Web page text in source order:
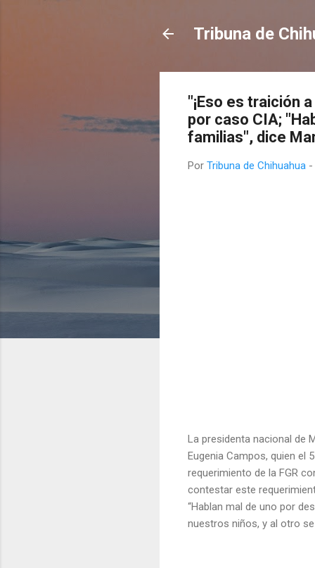
Tribuna de
"¡Eso es traición
por caso CIA;
familias", dice
Por Tribuna de Chihuahua -
La presidenta nacional de
Eugenia Campos, quien el
requerimiento de la FGR
contestar este
“Hablan mal de uno por
nuestros niños, y al otro